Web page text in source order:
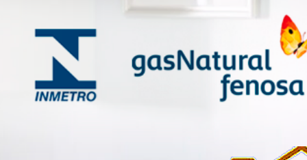
conserto de
conserto de
conserto
conserto de
conserto
conserto de
manutenção
conserto de